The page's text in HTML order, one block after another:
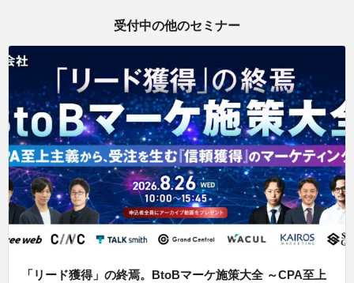
受付中の他のセミナー
「リード獲得」の終焉。BtoBマーケ施策大全 ～CPA至上